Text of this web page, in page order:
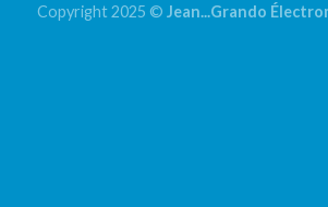
Copyright 2025 © Jean...Grando